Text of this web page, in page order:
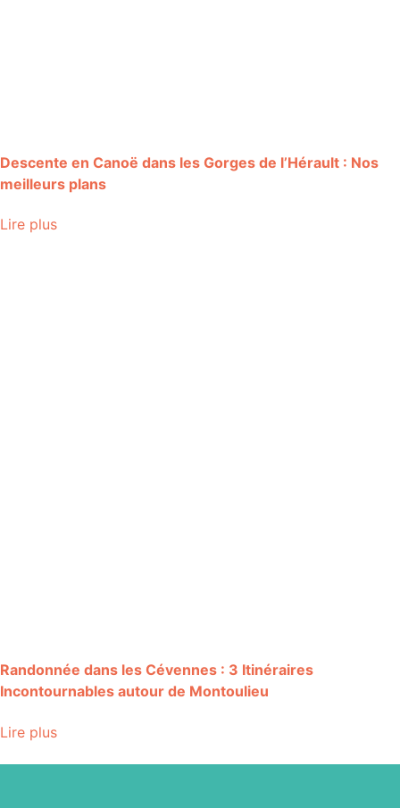
Descente en Canoë dans les Gorges de l’Hérault : Nos
meilleurs plans
Lire plus
Randonnée dans les Cévennes : 3 Itinéraires
Incontournables autour de Montoulieu
Lire plus